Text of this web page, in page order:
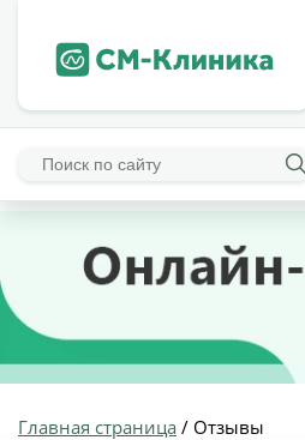
Главная страница / Отзывы